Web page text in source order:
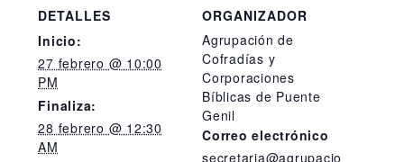
DETALLES
Inicio:
27 febrero @ 10:00
PM
Finaliza:
28 febrero @ 12:30
AM
ORGANIZADOR
Agrupación de
Cofradías y
Corporaciones
Bíblicas de Puente
Genil
Correo electrónico
secretaria@agrupacio